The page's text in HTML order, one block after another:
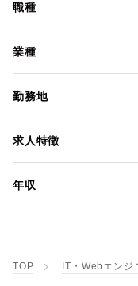
職種
業種
勤務地
求人特徴
年収
TOP IT・Webエンジ